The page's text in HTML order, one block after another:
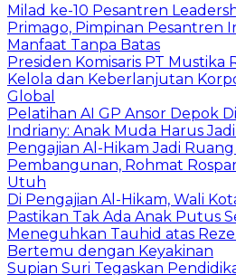
Milad ke-10 Pesantren
Primago, Pimpinan Pesantren
Manfaat Tanpa Batas
Presiden Komisaris PT Mustika
Kelola dan Keberlanjutan
Global
Pelatihan AI GP Ansor Depok
Indriany: Anak Muda Harus
Pengajian Al-Hikam Jadi
Pembangunan, Rohmat
Utuh
Di Pengajian Al-Hikam, Wali
Pastikan Tak Ada Anak Putus
Meneguhkan Tauhid atas
Bertemu dengan Keyakinan
Supian Suri Tegaskan